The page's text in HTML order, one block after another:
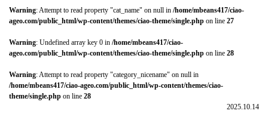
Warning: Attempt to read property "cat_name" on null in /home/mbeans417/ciao-
ageo.com/public_html/wp-content/themes/ciao-theme/single.php on line 27
Warning: Undefined array key 0 in /home/mbeans417/ciao-
ageo.com/public_html/wp-content/themes/ciao-theme/single.php on line 28
Warning: Attempt to read property "category_nicename" on null in
/home/mbeans417/ciao-ageo.com/public_html/wp-content/themes/ciao-
theme/single.php on line 28
2025.10.14